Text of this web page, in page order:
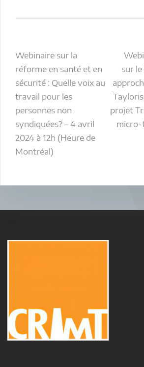
Navigation
de
l’article
Webinaire sur la
réforme en santé et en
sécurité : Quelle voix au
travail pour les
personnes non
syndiquées? – 4 avril
2024 à 12h (Heure de
Montréal)
sur
projet
micro-